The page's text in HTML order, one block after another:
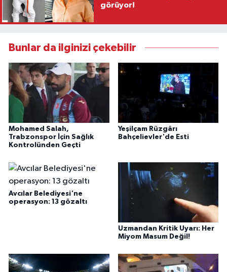
görüyor!
Bunlar da ilginizi çekebilir
Mohamed Salah,
Trabzonspor İçin Sağlık
Kontrolünden Geçti
Yeşilçam Rüzgârı
Bahçelievler'de Esti
Avcılar Belediyesi'ne
operasyon: 13 gözaltı
Uzmandan Kritik Uyarı: Her
Miyom Masum Değil!